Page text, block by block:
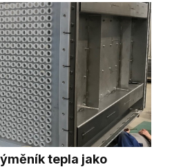
tepla jako